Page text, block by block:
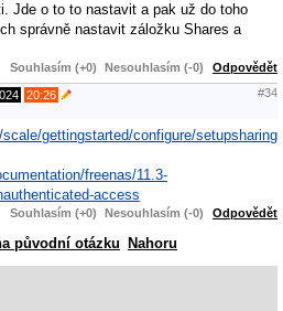
Jde o to to nastavit a pak už do toho
správně nastavit záložku Shares a
Souhlasím (+0) Nesouhlasím (-0) Odpovědět
20:26 #34
gettingstarted/configure/setupsharing
freenas/11.3-
access
Souhlasím (+0) Nesouhlasím (-0) Odpovědět
původní otázku Nahoru